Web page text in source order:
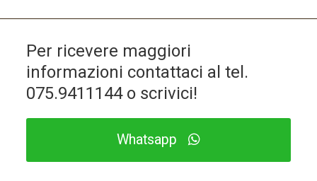
Per ricevere maggiori
informazioni contattaci al tel.
075.9411144o scrivici!
Whatsapp